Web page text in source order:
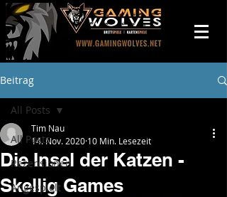
Beitrag
All Posts
Rezensionen
Angespielt
All Posts
Die Insel der Katzen -
Skellig Games
Tim Nau
14. Nov. 2020 10 Min. Lesezeit